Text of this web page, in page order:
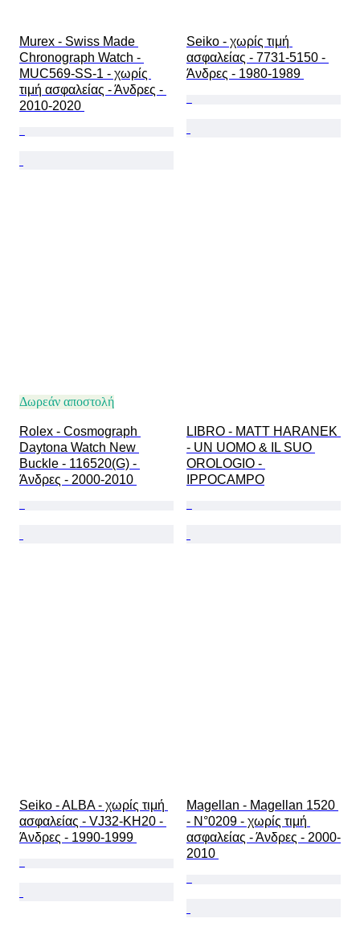
Murex - Swiss Made
Chronograph Watch -
MUC569-SS-1 - χωρίς
τιμή ασφαλείας - Άνδρες -
2010-2020
Seiko - χωρίς τιμή
ασφαλείας - 7731-5150 -
Άνδρες - 1980-1989
Δωρεάν αποστολή
Rolex - Cosmograph
Daytona Watch New
Buckle - 116520(G) -
Άνδρες - 2000-2010
LIBRO - MATT HARANEK
- UN UOMO & IL SUO
OROLOGIO -
IPPOCAMPO
Seiko - ALBA - χωρίς τιμή
ασφαλείας - VJ32-KH20 -
Άνδρες - 1990-1999
Magellan - Magellan 1520
- N°0209 - χωρίς τιμή
ασφαλείας - Άνδρες - 2000-
2010